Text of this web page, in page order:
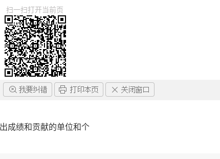
扫一扫打开当前页
成绩和贡献的单位和个